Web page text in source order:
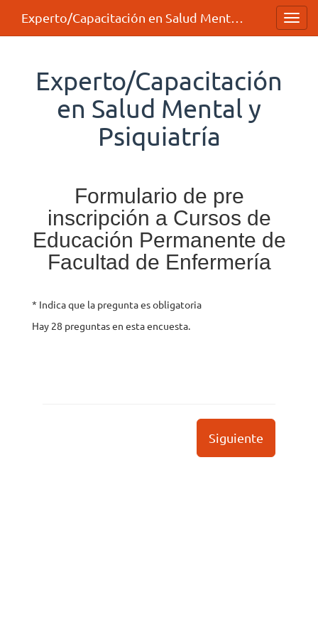
Experto/Capacitación
en Salud Mental y
Psiquiatría
Formulario de pre
inscripción a Cursos de
Educación Permanente de
Facultad de Enfermería
* Indica que la pregunta es obligatoria
Hay 28 preguntas en esta encuesta.
Siguiente